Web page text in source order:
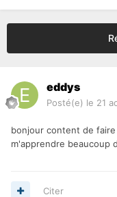
eddys
Posté(e) le 21
bonjour content de
m'apprendre beaucoup
Citer